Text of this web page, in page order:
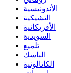
الأندونيسية
التشيكية
الأفريكانية
السويدية
تلميع
الباسك
الكاتالونية